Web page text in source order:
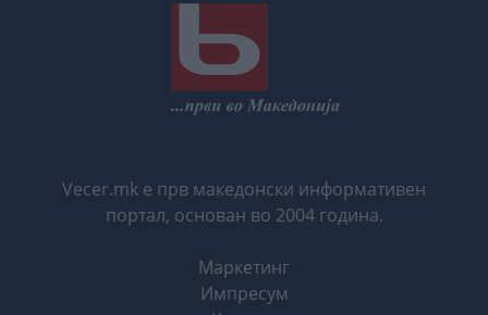
Vecer.mk е прв македонски информативен
портал, основан во 2004 година.
Маркетинг
Импресум